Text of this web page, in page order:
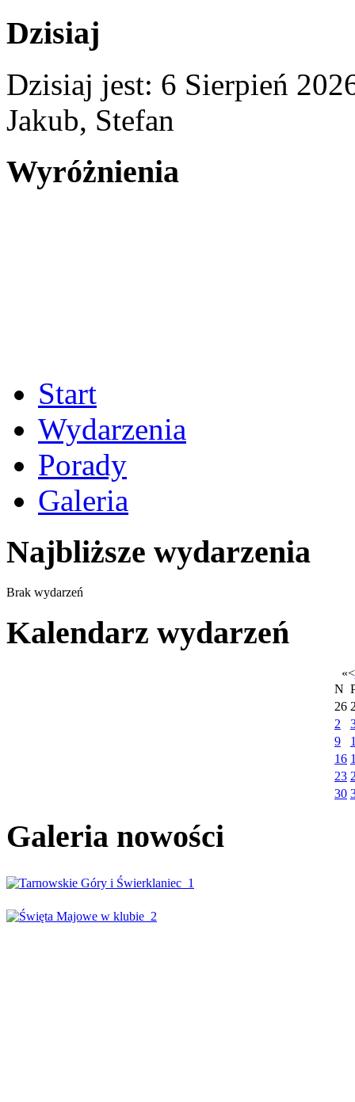
Dzisiaj
Dzisiaj jest: 6 Sierpień
Jakub, Stefan
Wyróżnienia
Start
Wydarzenia
Porady
Galeria
Najbliższe wydarzenia
Brak wydarzeń
Kalendarz wydarzeń
«<
N
26
2
9
16
23
30
Galeria nowości